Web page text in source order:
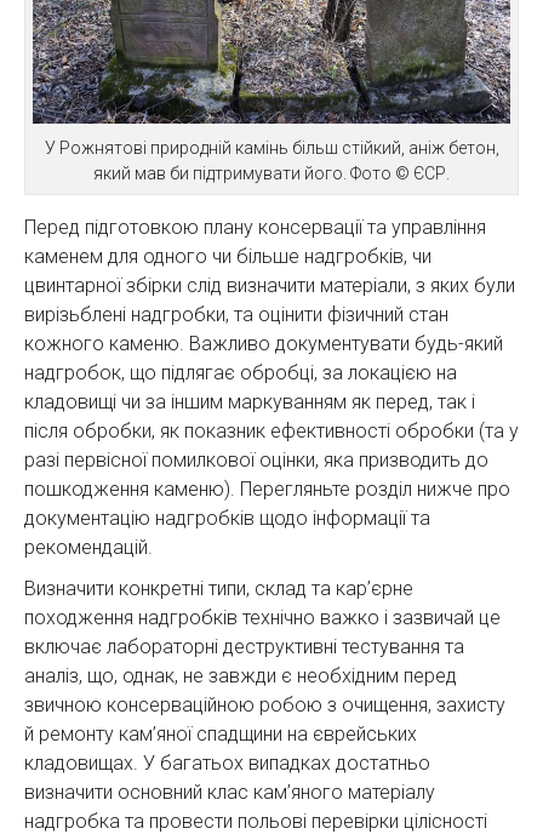
У Рожнятові природній камінь більш стійкий, аніж бетон,
який мав би підтримувати його. Фото © ЄСР.
Перед підготовкою плану консервації та управління
каменем для одного чи більше надгробків, чи
цвинтарної збірки слід визначити матеріали, з яких були
вирізьблені надгробки, та оцінити фізичний стан
кожного каменю. Важливо документувати будь-який
надгробок, що підлягає обробці, за локацією на
кладовищі чи за іншим маркуванням як перед, так і
після обробки, як показник ефективності обробки (та у
разі первісної помилкової оцінки, яка призводить до
пошкодження каменю). Перегляньте розділ нижче про
документацію надгробків щодо інформації та
рекомендацій.
Визначити конкретні типи, склад та кар’єрне
походження надгробків технічно важко і зазвичай це
включає лабораторні деструктивні тестування та
аналіз, що, однак, не завжди є необхідним перед
звичною консерваційною робою з очищення, захисту
й ремонту кам’яної спадщини на єврейських
кладовищах. У багатьох випадках достатньо
визначити основний клас кам’яного матеріалу
надгробка та провести польові перевірки цілісності